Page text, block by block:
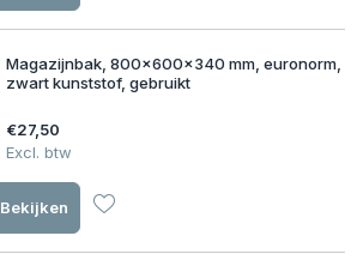
Magazijnbak, 800x600x340 mm, euronorm,
zwart kunststof, gebruikt
€27,50
Excl. btw
Bekijken